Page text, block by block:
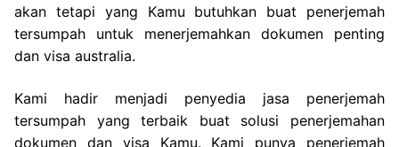
akan tetapi yang Kamu butuhkan buat penerjemah
tersumpah untuk menerjemahkan dokumen penting
dan visa australia.
Kami hadir menjadi penyedia jasa penerjemah
tersumpah yang terbaik buat solusi penerjemahan
dokumen dan visa Kamu. Kami punya penerjemah